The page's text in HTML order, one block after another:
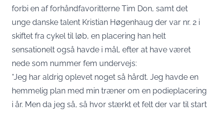
forbi en af forhåndfavoritterne Tim Don, samt det
unge danske talent Kristian Høgenhaug der var nr. 2 i
skiftet fra cykel til løb, en placering han helt
sensationelt også havde i mål, efter at have været
nede som nummer fem undervejs:
“Jeg har aldrig oplevet noget så hårdt. Jeg havde en
hemmelig plan med min træner om en podieplacering
i år. Men da jeg så, så hvor stærkt et felt der var til start